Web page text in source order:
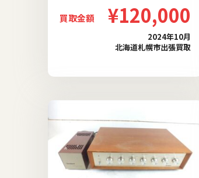
買取金額 ¥120,000
2024年10月
北海道札幌市出張買取